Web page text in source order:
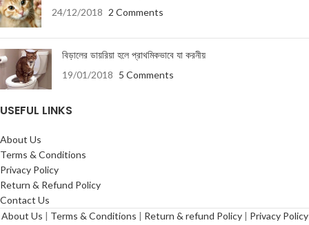
24/12/2018 2 Comments
বিড়ালের ডায়রিয়া হলে প্রাথমিকভাবে যা করনীয়
19/01/2018 5 Comments
USEFUL LINKS
About Us
Terms & Conditions
Privacy Policy
Return & Refund Policy
Contact Us
About Us
Terms & Conditions Return & refund Policy| Privacy Policy